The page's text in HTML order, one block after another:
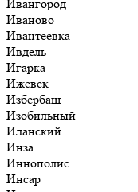
Ивангород
Иваново
Ивантеевка
Ивдель
Игарка
Ижевск
Избербаш
Изобильный
Иланский
Инза
Иннополис
Инсар